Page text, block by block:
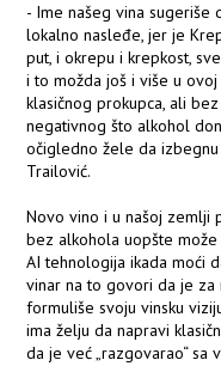
- Ime našeg vina sugeriše
lokalno nasleđe, jer je
put, i okrepu i krepkost,
i to možda još i više u
klasičnog prokupca, ali
negativnog što alkohol
očigledno žele da
Trailović.
Novo vino i u našoj zemlji
bez alkohola uopšte
AI tehnologija ikada moći
vinar na to govori da je za
formuliše svoju vinsku
ima želju da napravi
da je već „razgovarao“ sa